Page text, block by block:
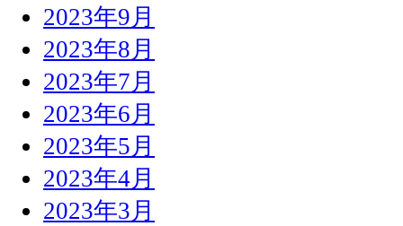
2023年9月
2023年8月
2023年7月
2023年6月
2023年5月
2023年4月
2023年3月